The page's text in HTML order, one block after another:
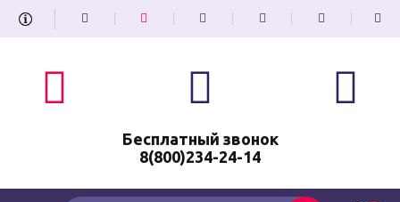
Бесплатный звонок
8(800)234-24-14